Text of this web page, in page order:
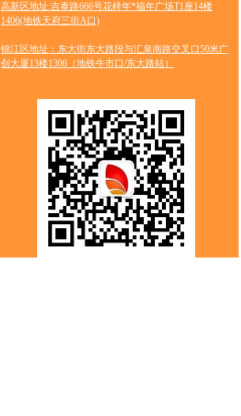
高新区地址:吉泰路666号花样年*福年广场T1座14楼
1406(地铁天府三街A口)
锦江区地址：东大街东大路段与汇泉南路交叉口50米广
创大厦13楼1306（地铁牛市口/东大路站）